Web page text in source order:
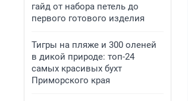
гайд от набора петель до
первого готового изделия
Тигры на пляже и 300 оленей
в дикой природе: топ-24
самых красивых бухт
Приморского края